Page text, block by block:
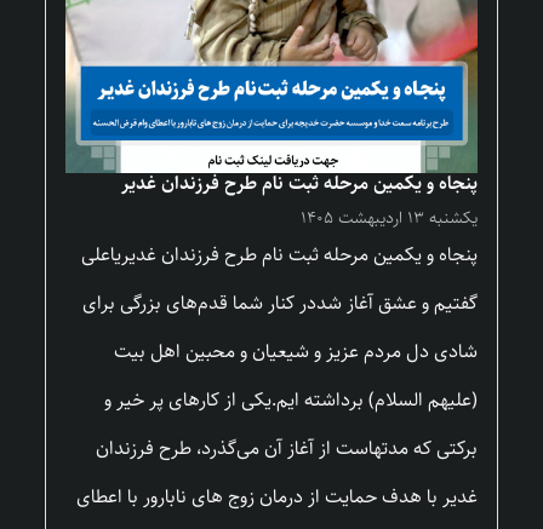
پنجاه و یکمین مرحله ثبت نام طرح فرزندان غدیر
یکشنبه ۱۳ اردیبهشت ۱۴۰۵
پنجاه و یکمین مرحله ثبت نام طرح فرزندان غدیریاعلی
گفتیم و عشق آغاز شددر کنار شما قدم‌های بزرگی برای
شادی دل مردم عزیز و شیعیان و محبین اهل بیت
(علیهم السلام) برداشته ایم.یکی از کارهای پر خیر و
برکتی که مدتهاست از آغاز آن می‌گذرد، طرح فرزندان
غدیر با هدف حمایت از درمان زوج های نابارور با اعطای